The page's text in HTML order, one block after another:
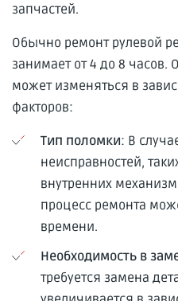
запчастей.
Обычно ремонт рулевой
занимает от 4 до 8 часов.
может изменяться в
факторов:
Тип поломки: В
неисправностей,
внутренних
процесс ремонта
времени.
Необходимость в
требуется замена